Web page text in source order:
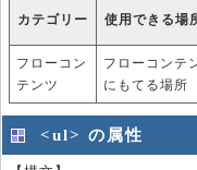
カテゴリー 使用できる場
フローコン
テンツ
フローコンテ
にもてる場所
<ul> の属性